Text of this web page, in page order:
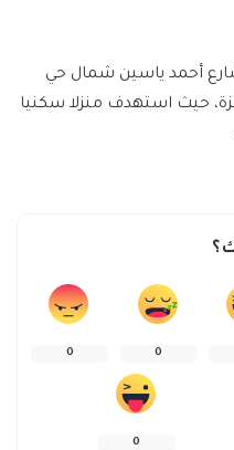
أحمد ياسين شمال حي
حيث استهدف منزلا سكنيا
0
0
0